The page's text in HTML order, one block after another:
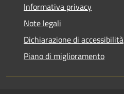
Informativa privacy
Note legali
Dichiarazione di accessibilità
Piano di miglioramento